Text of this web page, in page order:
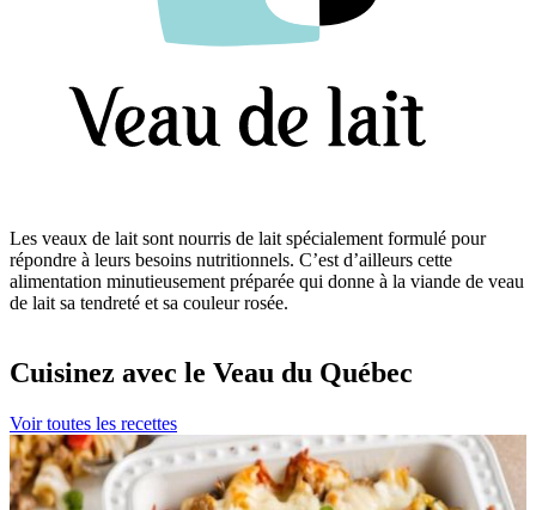
Les veaux de lait sont nourris de lait spécialement formulé pour
répondre à leurs besoins nutritionnels. C’est d’ailleurs cette
alimentation minutieusement préparée qui donne à la viande de veau
de lait sa tendreté et sa couleur rosée.
Cuisinez avec le Veau du Québec
Voir toutes les recettes